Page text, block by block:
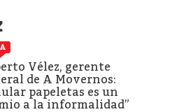
Vélez, gerente
de A Movernos:
papeletas es un
a la informalidad”